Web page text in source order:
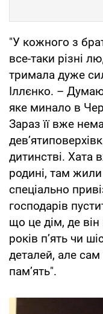
"У кожного з
все-таки різні
тримала дуже
Іллєнко. –
яке минало в
Зараз її вже
дитинстві. Хата
родині, там
спеціально
господарів
що це дім, де
років п’ять чи
деталей, але
пам’ять".